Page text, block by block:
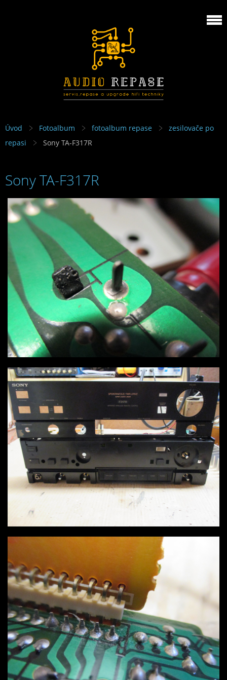
Úvod Fotoalbum fotoalbum repase
zesilovače po
repasi
Sony TA-F317R
Sony TA-F317R